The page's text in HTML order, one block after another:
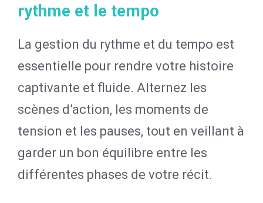
rythme et le tempo
La gestion du rythme et du tempo est
essentielle pour rendre votre histoire
captivante et fluide. Alternez les
scènes d’action, les moments de
tension et les pauses, tout en veillant à
garder un bon équilibre entre les
différentes phases de votre récit.